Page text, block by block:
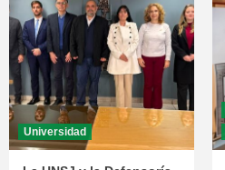
Universidad